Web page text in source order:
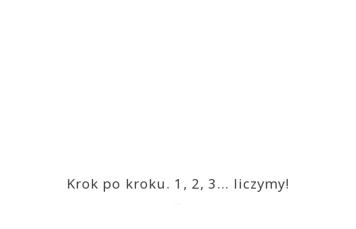
Krok po kroku. 1, 2, 3… liczymy!